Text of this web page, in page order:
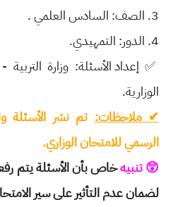
3. الصف: السادس العلمي .
4. الدور: التمهيدي.
✅ إعداد الأسئلة: وزارة
الوزارية.
✔ملاحظات: تم نشر الأسئلة
الرسمي للامتحان الوزاري.
😲 تنبيهخاص بأن الأسئلة يتم
لضمان عدم التأثير على سير